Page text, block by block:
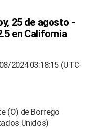
25 de agosto -
en California
2024 03:18:15 (UTC-
(O) de Borrego
Unidos)